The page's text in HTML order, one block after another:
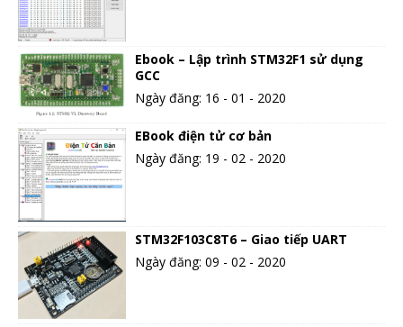
Ebook – Lập trình STM32F1 sử dụng
GCC
Ngày đăng: 16 - 01 - 2020
EBook điện tử cơ bản
Ngày đăng: 19 - 02 - 2020
STM32F103C8T6 – Giao tiếp UART
Ngày đăng: 09 - 02 - 2020